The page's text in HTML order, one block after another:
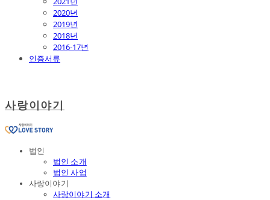
2020년
2019년
2018년
2016-17년
인증서류
사랑이야기
법인
법인 소개
법인 사업
사랑이야기
사랑이야기 소개